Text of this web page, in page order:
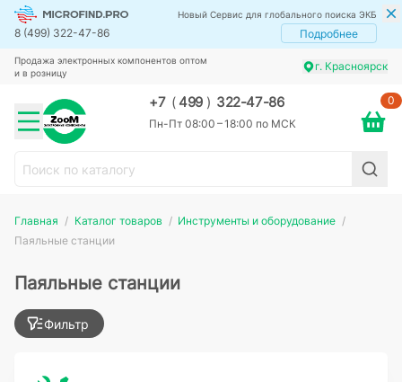
Новый Сервис для глобального поиска ЭКБ
8 (499) 322-47-86 Подробнее
Продажа электронных компонентов оптом
и в розницу
г. Красноярск
+7 (499 ) 322-47-86
Пн-Пт 08:00 – 18:00 по МСК
0
Главная Каталог товаров
Инструменты и оборудование
Паяльные станции
Паяльные станции
Фильтр